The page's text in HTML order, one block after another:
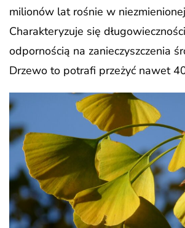
milionów lat rośnie w
Charakteryzuje się
odpornością na zanieczyszczenia
Drzewo to potrafi przeżyć nawet